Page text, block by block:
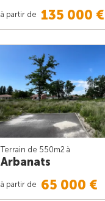
à partir de 135 000 €
Terrain de 550m2 à
Arbanats
à partir de 65 000 €